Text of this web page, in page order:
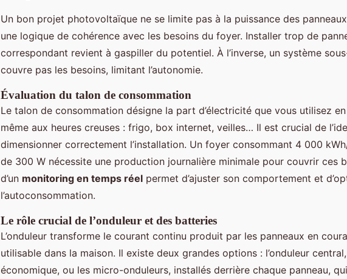
Un bon projet photovoltaïque ne se limite pas à la puissance des
une logique de cohérence avec les besoins du foyer. Installer trop de
correspondant revient à gaspiller du potentiel. À l’inverse, un système
couvre pas les besoins, limitant l’autonomie.
Évaluation du talon de consommation
Le talon de consommation désigne la part d’électricité que vous utilisez
même aux heures creuses : frigo, box internet, veilles… Il est crucial de
dimensionner correctement l’installation. Un foyer consommant 4 000
de 300 W nécessite une production journalière minimale pour couvrir ces
d’un monitoring en temps réel permet d’ajuster son comportement et
l’autoconsommation.
Le rôle crucial de l’onduleur et des batteries
L’onduleur transforme le courant continu produit par les panneaux en
utilisable dans la maison. Il existe deux grandes options : l’onduleur
économique, ou les micro-onduleurs, installés derrière chaque panneau,